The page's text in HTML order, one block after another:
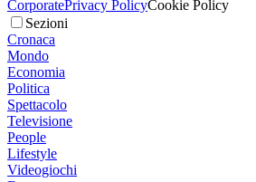
CorporatePrivacy PolicyCookie Policy
Sezioni
Cronaca
Mondo
Economia
Politica
Spettacolo
Televisione
People
Lifestyle
Videogiochi